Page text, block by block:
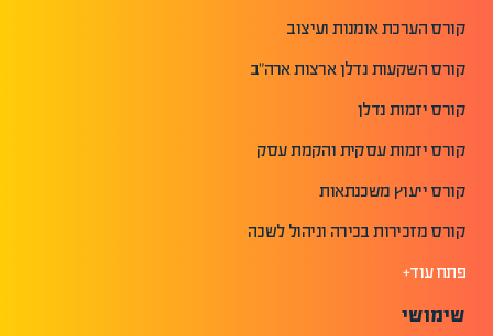
קורס הערכת אומנות ועיצוב
קורס השקעות נדלן ארצות ארה"ב
קורס יזמות נדלן
קורס יזמות עסקית והקמת עסק
קורס ייעוץ משכנתאות
קורס מזכירות בכירה וניהול לשכה
פתח עוד+
שימושי